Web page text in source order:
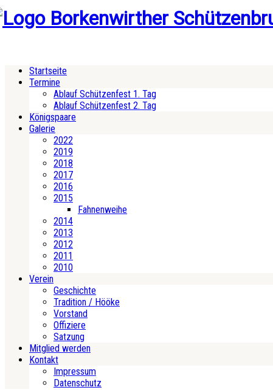
Startseite
Termine
Ablauf Schützenfest 1. Tag
Ablauf Schützenfest 2. Tag
Königspaare
Galerie
2022
2019
2018
2017
2016
2015
Fahnenweihe
2014
2013
2012
2011
2010
Verein
Geschichte
Tradition / Hööke
Vorstand
Offiziere
Satzung
Mitglied werden
Kontakt
Impressum
Datenschutz